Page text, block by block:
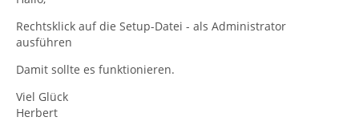
Rechtsklick auf die Setup-Datei - als Administrator
ausführen
Damit sollte es funktionieren.
Viel Glück
Herbert